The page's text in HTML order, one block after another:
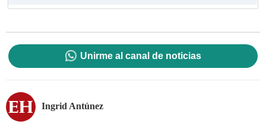
Unirme al canal de noticias
Ingrid Antúnez